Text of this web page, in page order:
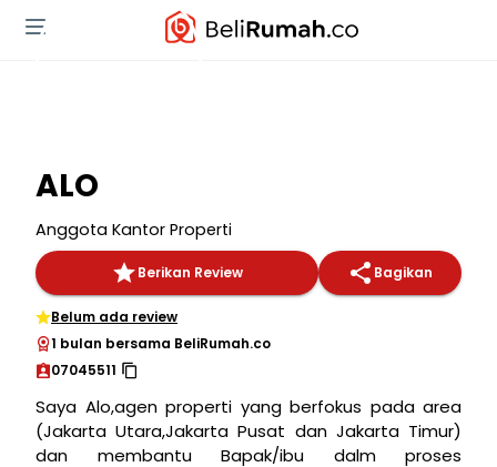
ALO
Anggota Kantor Properti
Berikan Review Bagikan
Belum ada review
1 bulan bersama BeliRumah.co
07045511
Saya Alo,agen properti yang berfokus pada area
(Jakarta Utara,Jakarta Pusat dan Jakarta Timur)
dan membantu Bapak/ibu dalm proses